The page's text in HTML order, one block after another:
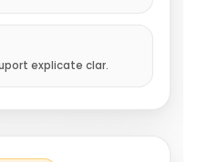
explicate clar.